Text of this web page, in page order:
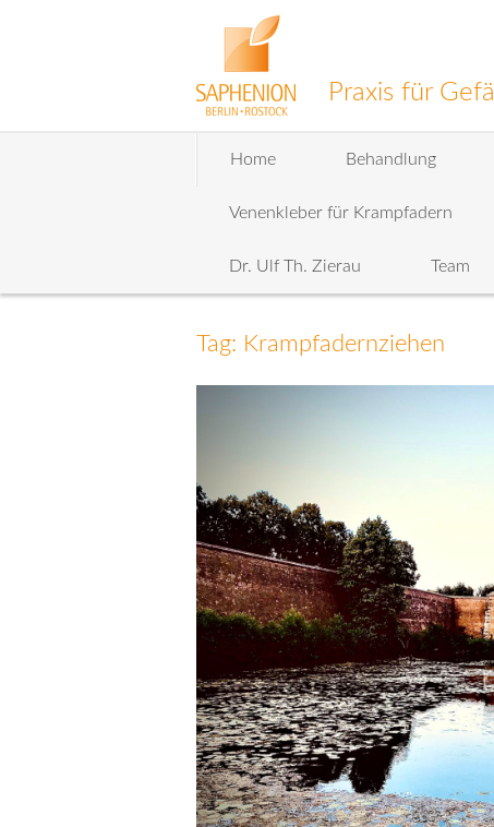
Praxis für
Home Behandlung
Venenkleber für Krampfadern
Dr. Ulf Th. Zierau Team
Tag: Krampfadernziehen